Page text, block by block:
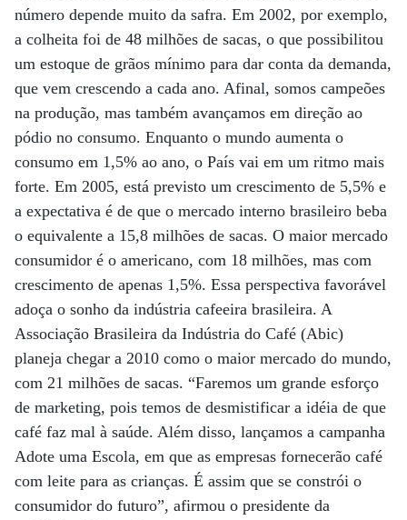
número depende muito da safra. Em 2002, por exemplo,
a colheita foi de 48 milhões de sacas, o que possibilitou
um estoque de grãos mínimo para dar conta da demanda,
que vem crescendo a cada ano. Afinal, somos campeões
na produção, mas também avançamos em direção ao
pódio no consumo. Enquanto o mundo aumenta o
consumo em 1,5% ao ano, o País vai em um ritmo mais
forte. Em 2005, está previsto um crescimento de 5,5% e
a expectativa é de que o mercado interno brasileiro beba
o equivalente a 15,8 milhões de sacas. O maior mercado
consumidor é o americano, com 18 milhões, mas com
crescimento de apenas 1,5%. Essa perspectiva favorável
adoça o sonho da indústria cafeeira brasileira. A
Associação Brasileira da Indústria do Café (Abic)
planeja chegar a 2010 como o maior mercado do mundo,
com 21 milhões de sacas. “Faremos um grande esforço
de marketing, pois temos de desmistificar a idéia de que
café faz mal à saúde. Além disso, lançamos a campanha
Adote uma Escola, em que as empresas fornecerão café
com leite para as crianças. É assim que se constrói o
consumidor do futuro”, afirmou o presidente da